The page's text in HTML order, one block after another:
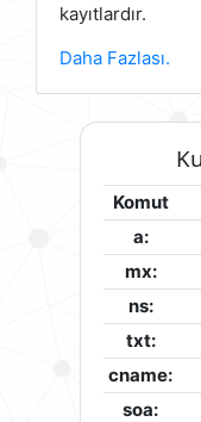
kayıtlardır.
Daha Fazlası.
Komut
a:
mx:
ns:
txt:
cname:
soa: